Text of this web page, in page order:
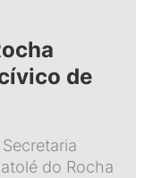
de
do Rocha